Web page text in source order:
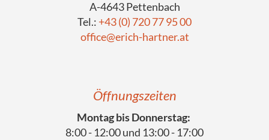
A-4643 Pettenbach
Tel.: +43 (0) 720 77 95 00
office@erich-hartner.at
Öffnungszeiten
Montag bis Donnerstag:
8:00 - 12:00 und 13:00 - 17:00